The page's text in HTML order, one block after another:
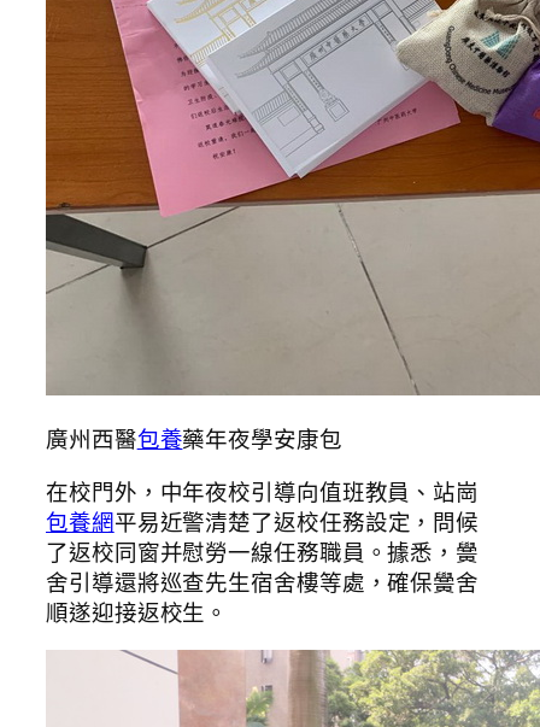
廣州西醫包養藥年夜學安康包
在校門外，中年夜校引導向值班教員、站崗
包養網平易近警清楚了返校任務設定，問候
了返校同窗并慰勞一線任務職員。據悉，黌
舍引導還將巡查先生宿舍樓等處，確保黌舍
順遂迎接返校生。